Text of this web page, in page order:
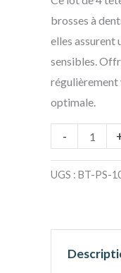
brosses à
elles assurent
sensibles.
régulièrement
optimale.
-
Oral-
B
-
Nettoyage
Optimal
UGS : BT-PS-